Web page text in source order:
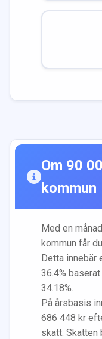
Om 90
kommun
Med en
kommun får du
Detta
36.4%
34.18%.
På årsbasis
686 448 kr
skatt. Skatten